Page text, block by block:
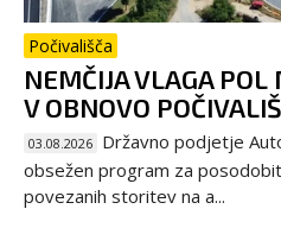
Počivališča
NEMČIJA VLAGA POL
V OBNOVO
03.08.2026 Državno podjetje
obsežen program za
povezanih storitev na a...